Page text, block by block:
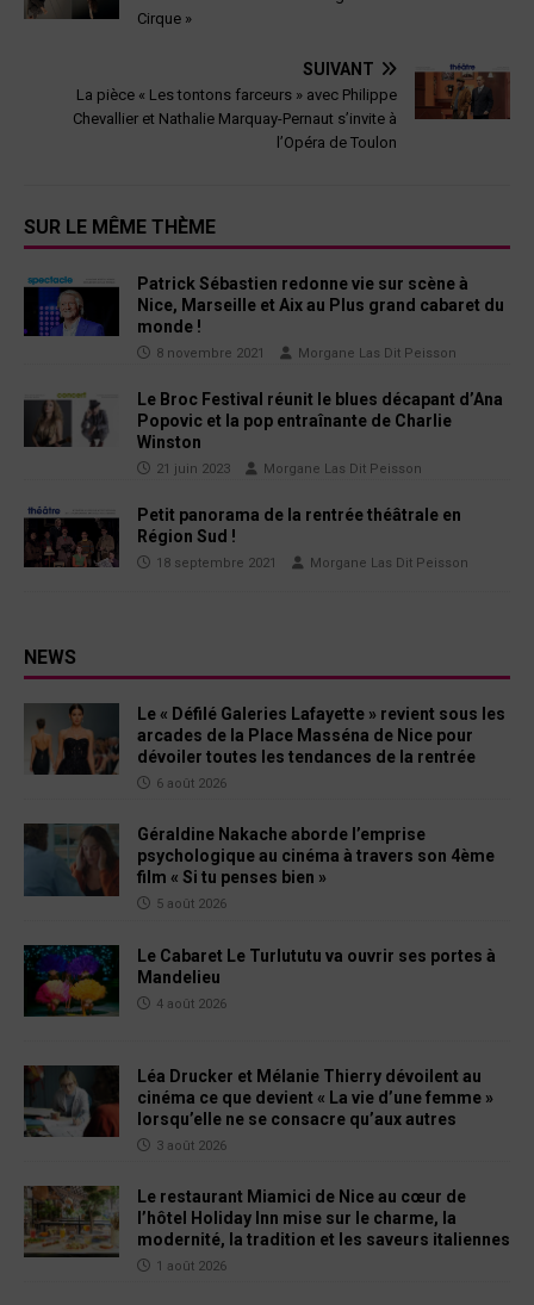
Cirque »
SUIVANT
La pièce « Les tontons farceurs » avec Philippe
Chevallier et Nathalie Marquay-Pernaut s’invite à
l’Opéra de Toulon
SUR LE MÊME THÈME
Patrick Sébastien redonne vie sur scène à
Nice, Marseille et Aix au Plus grand cabaret du
monde !
8 novembre 2021 Morgane Las Dit Peisson
Le Broc Festival réunit le blues décapant d’Ana
Popovic et la pop entraînante de Charlie
Winston
21 juin 2023 Morgane Las Dit Peisson
Petit panorama de la rentrée théâtrale en
Région Sud !
18 septembre 2021 Morgane Las Dit Peisson
NEWS
Le « Défilé Galeries Lafayette » revient sous les
arcades de la Place Masséna de Nice pour
dévoiler toutes les tendances de la rentrée
6 août 2026
Géraldine Nakache aborde l’emprise
psychologique au cinéma à travers son 4ème
film « Si tu penses bien »
5 août 2026
Le Cabaret Le Turlututu va ouvrir ses portes à
Mandelieu
4 août 2026
Léa Drucker et Mélanie Thierry dévoilent au
cinéma ce que devient « La vie d’une femme »
lorsqu’elle ne se consacre qu’aux autres
3 août 2026
Le restaurant Miamici de Nice au cœur de
l’hôtel Holiday Inn mise sur le charme, la
modernité, la tradition et les saveurs italiennes
1 août 2026